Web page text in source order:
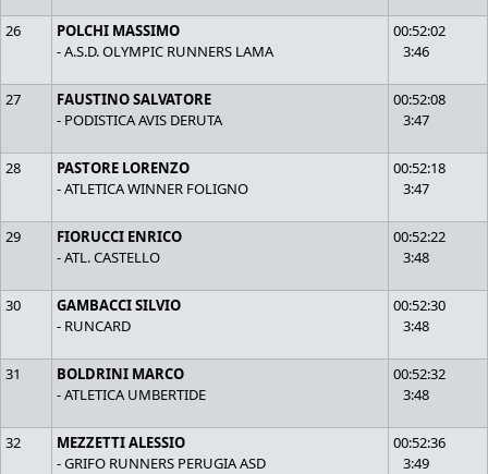
26
POLCHI MASSIMO
- A.S.D. OLYMPIC RUNNERS LAMA
00:52:02
3:46
27
FAUSTINO SALVATORE
- PODISTICA AVIS DERUTA
00:52:08
3:47
28
PASTORE LORENZO
- ATLETICA WINNER FOLIGNO
00:52:18
3:47
29
FIORUCCI ENRICO
- ATL. CASTELLO
00:52:22
3:48
30
GAMBACCI SILVIO
- RUNCARD
00:52:30
3:48
31
BOLDRINI MARCO
- ATLETICA UMBERTIDE
00:52:32
3:48
32
MEZZETTI ALESSIO
- GRIFO RUNNERS PERUGIA ASD
00:52:36
3:49